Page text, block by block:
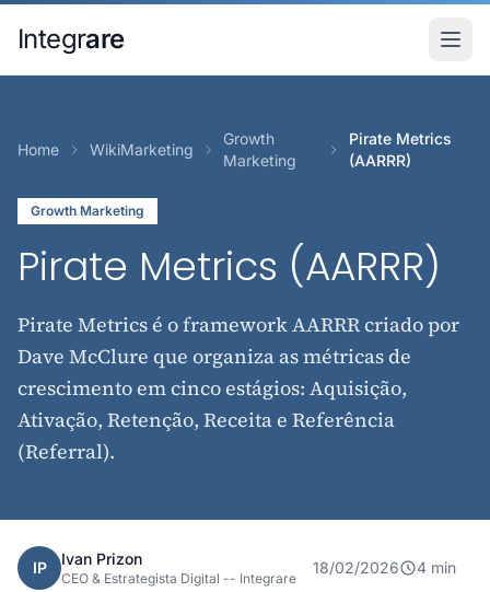
Integrare
Home WikiMarketing
Growth
Marketing
Pirate Metrics
(AARRR)
Growth Marketing
Pirate Metrics (AARRR)
Pirate Metrics é o framework AARRR criado por
Dave McClure que organiza as métricas de
crescimento em cinco estágios: Aquisição,
Ativação, Retenção, Receita e Referência
(Referral).
IP Ivan Prizon
CEO & Estrategista Digital -- Integrare
18/02/2026 4 min